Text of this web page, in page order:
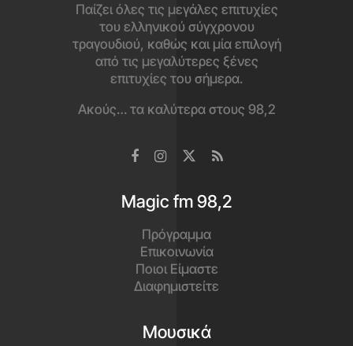
Παίζει όλες τις μεγάλες επιτυχίες
του ελληνικού σύγχρονου
τραγουδιού, καθώς και μία επιλογή
από τις μεγαλύτερες ξένες
επιτυχίες του σήμερα.
Ακούς… τα καλύτερα στους 98,2
Magic fm 98,2
Πρόγραμμα
Επικοινωνία
Ποιοι Είμαστε
Διαφημιστείτε
Μουσικά